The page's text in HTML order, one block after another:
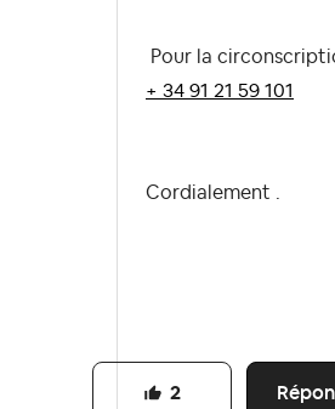
Pour la
+ 34 91 21 59 101
Cordialement .
2